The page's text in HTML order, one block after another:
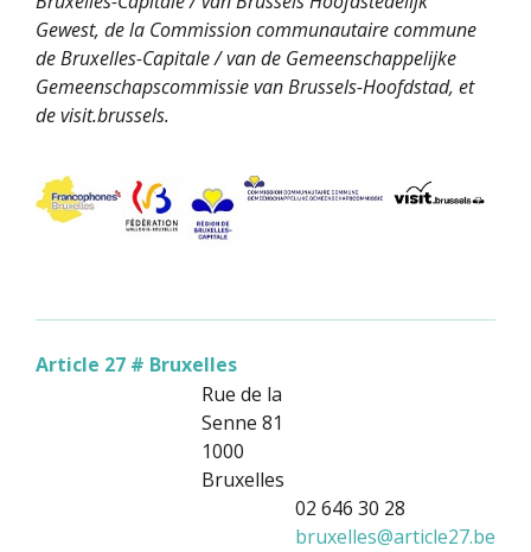
Gewest, de la Commission communautaire commune
de Bruxelles-Capitale / van de Gemeenschappelijke
Gemeenschapscommissie van Brussels-Hoofdstad, et
de visit.brussels.
Article 27 # Bruxelles
Rue de la
Senne 81
1000
Bruxelles
02 646 30 28
bruxelles@article27.be